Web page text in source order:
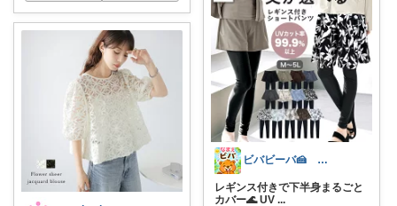
ビバビーバ🍰 経由購入感謝です♥
レギンス付きで下半身まるごと
カバー🌊 UV ...